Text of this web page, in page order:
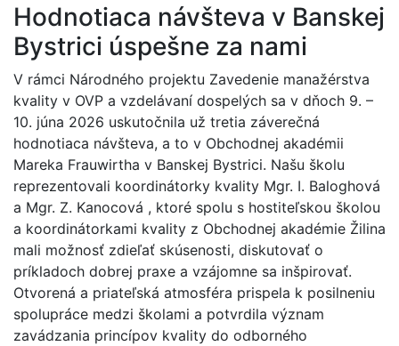
Hodnotiaca návšteva v Banskej
Bystrici úspešne za nami
V rámci Národného projektu Zavedenie manažérstva
kvality v OVP a vzdelávaní dospelých sa v dňoch 9. –
10. júna 2026 uskutočnila už tretia záverečná
hodnotiaca návšteva, a to v Obchodnej akadémii
Mareka Frauwirtha v Banskej Bystrici. Našu školu
reprezentovali koordinátorky kvality Mgr. I. Baloghová
a Mgr. Z. Kanocová , ktoré spolu s hostiteľskou školou
a koordinátorkami kvality z Obchodnej akadémie Žilina
mali možnosť zdieľať skúsenosti, diskutovať o
príkladoch dobrej praxe a vzájomne sa inšpirovať.
Otvorená a priateľská atmosféra prispela k posilneniu
spolupráce medzi školami a potvrdila význam
zavádzania princípov kvality do odborného